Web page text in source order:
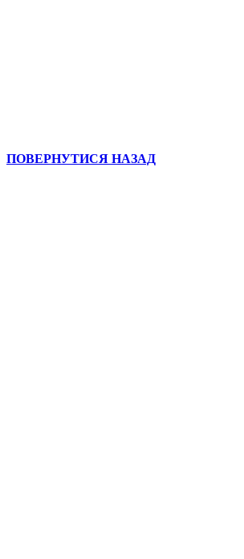
ПОВЕРНУТИСЯ НАЗАД